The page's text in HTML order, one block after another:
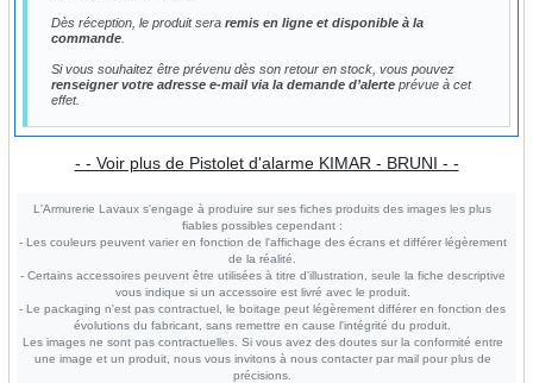
Dès réception, le produit seraremis en ligne et disponible à la
commande
Si vous souhaitez être prévenu dès son retour en stock, vous pouvez
renseigner votre adresse e-mail via la demande d’alerte prévue à cet
effet.
- - Voir plus de Pistolet d'alarme KIMAR - BRUNI - -
L'Armurerie Lavaux s'engage à produire sur ses fiches produits des images les plus
fiables possibles cependant :
- Les couleurs peuvent varier en fonction de l'affichage des écrans et différer légèrement
de la réalité.
- Certains accessoires peuvent être utilisées à titre d'illustration, seule la fiche descriptive
vous indique si un accessoire est livré avec le produit.
- Le packaging n'est pas contractuel, le boitage peut légèrement différer en fonction des
évolutions du fabricant, sans remettre en cause l'intégrité du produit.
Les images ne sont pas contractuelles. Si vous avez des doutes sur la conformité entre
une image et un produit, nous vous invitons à nous contacter par mail pour plus de
précisions.